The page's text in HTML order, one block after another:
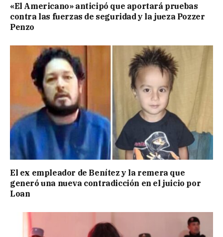
«El Americano» anticipó que aportará pruebas
contra las fuerzas de seguridad y la jueza Pozzer
Penzo
El ex empleador de Benítez y la remera que
generó una nueva contradicción en el juicio por
Loan